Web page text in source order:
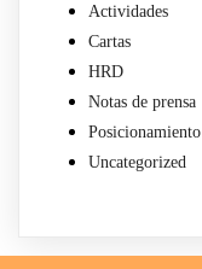
Actividades
Cartas
HRD
Notas de prensa
Posicionamiento
Uncategorized